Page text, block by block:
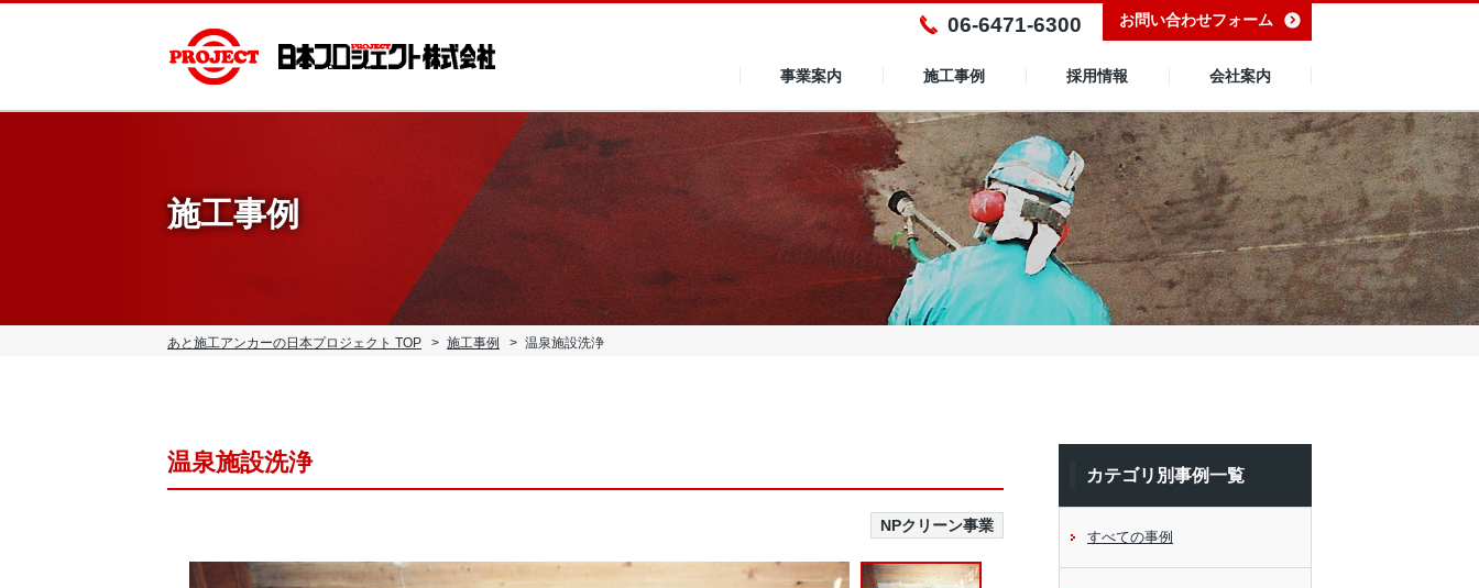
06-6471-6300 お問い合わせフォーム
事業案内
建築・土木工事事業
エクステリア・インテリア事業
NPクリーン事業
施工事例 採用情報 会社案内
施工事例
あと施工アンカーの日本プロジェクト TOP 施工事例 温泉施設洗浄
温泉施設洗浄
NPクリーン事業
カテゴリ別事例一覧
すべての事例